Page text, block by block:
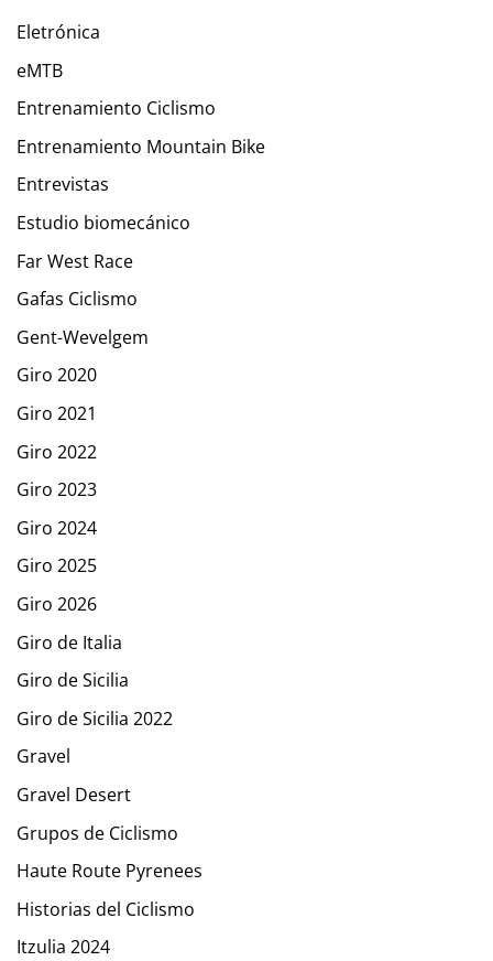
Eletrónica
eMTB
Entrenamiento Ciclismo
Entrenamiento Mountain Bike
Entrevistas
Estudio biomecánico
Far West Race
Gafas Ciclismo
Gent-Wevelgem
Giro 2020
Giro 2021
Giro 2022
Giro 2023
Giro 2024
Giro 2025
Giro 2026
Giro de Italia
Giro de Sicilia
Giro de Sicilia 2022
Gravel
Gravel Desert
Grupos de Ciclismo
Haute Route Pyrenees
Historias del Ciclismo
Itzulia 2024